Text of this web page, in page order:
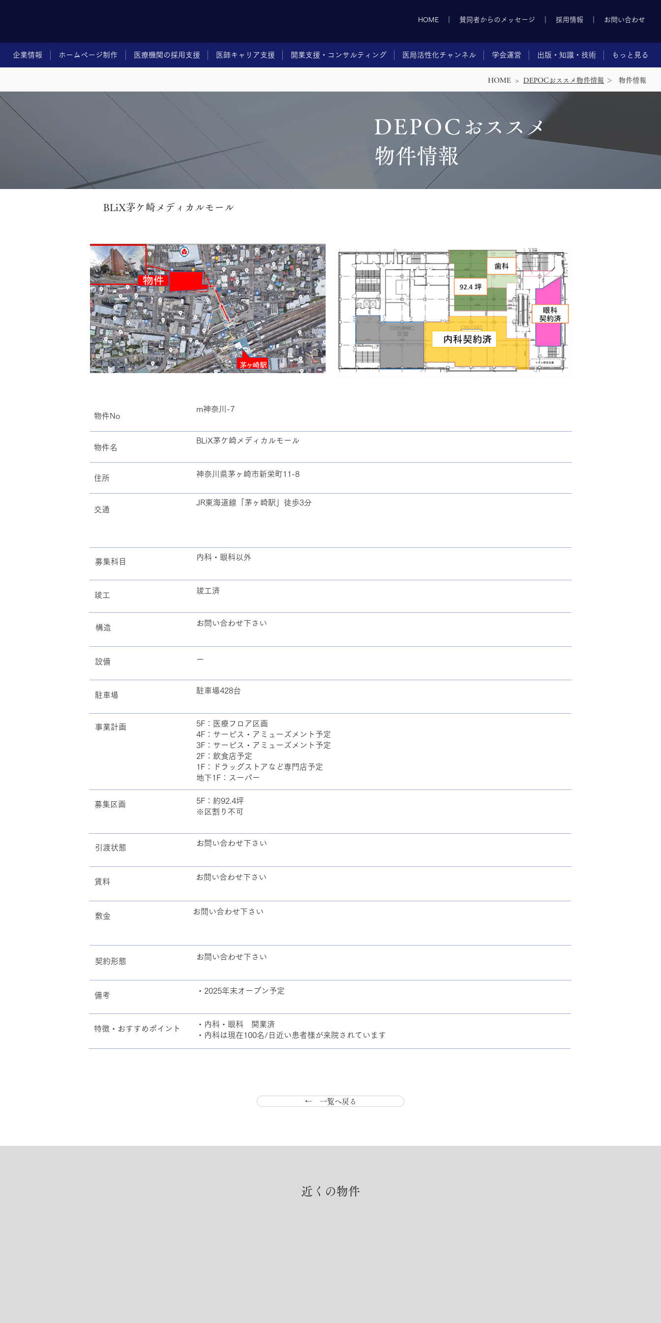
HOME 賛同者からのメッセージ 採用情報 お問い合わせ
企業情報 ホームページ制作 医療機関の採用支援 医師キャリア支援 開業支援・コンサルティング 医局活性化チャンネル 学会運営 出版・知識・技術 もっと見る
HOME > DEPOCおススメ物件情報 ＞ ​物件情報
DEPOC おススメ
物件情報
BLiX茅ケ崎メディカルモール
物件No
m神奈川-7
​物件名
BLiX茅ケ崎メディカルモール
住所 神奈川県茅ヶ崎市新栄町11-8
交通
JR東海道線「茅ヶ崎駅」徒歩3分
募集科目
内科・眼科以外
​竣工
竣工済
​構造
お問い合わせ下さい
​設備 ー
駐車場
駐車場428台
事業計画
5F：医療フロア区画
4F：サービス・アミューズメント予定
3F：サービス・アミューズメント予定
2F：飲食店予定
1F：ドラッグストアなど専門店予定
地下1F：スーパー
引渡状態
お問い合わせ下さい
募集区画
5F：約92.4坪
※区割り不可
賃料
お問い合わせ下さい
敷金
お問い合わせ下さい
契約形態
お問い合わせ下さい
備考
・2025年末オープン予定
特徴・おすすめポイント
・内科・眼科 開業済
・内科は現在100名/日近い患者様が来院されています
← 一覧へ戻る
近くの物件